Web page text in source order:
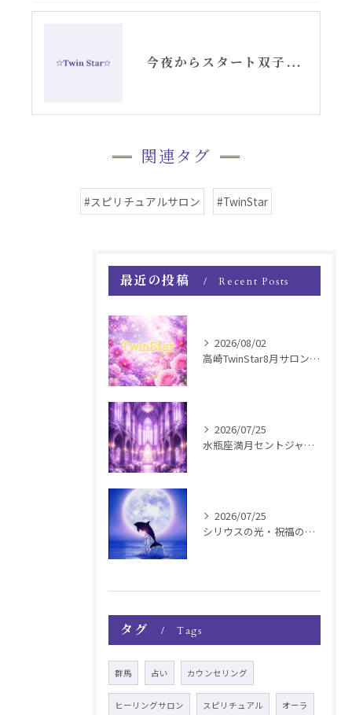
今夜からスタート双子座流星群・セントジャーメインGSVF遠隔
関連タグ
#スピリチュアルサロン #TwinStar
最近の投稿 Recent Posts
2026/08/02
高崎TwinStar8月サロンお知らせ
2026/07/25
水瓶座満月セントジャーメインGSVF遠隔お知らせ
2026/07/25
シリウスの光・祝福の波動チャージ遠隔お知らせ〜銀河新年〜
タグ Tags
群馬 占い カウンセリング
ヒーリングサロン スピリチュアル オーラ